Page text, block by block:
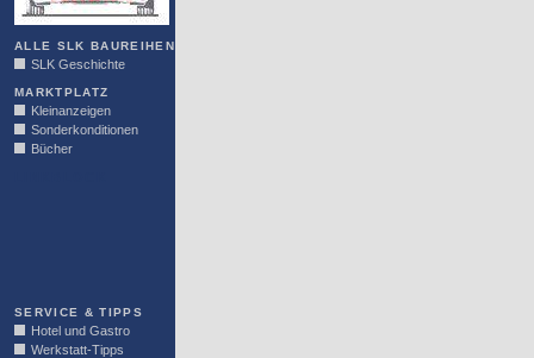
ALLE SLK BAUREIHEN
SLK Geschichte
MARKTPLATZ
Kleinanzeigen
Sonderkonditionen
Bücher
SERVICE & TIPPS
Hotel und Gastro
Werkstatt-Tipps